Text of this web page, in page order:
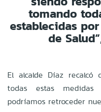
tomando
establecidas
de
El alcalde Díaz
todas estas medidas
podríamos retroceder